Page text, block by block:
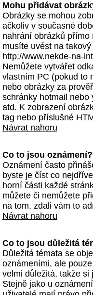
Mohu přidávat
Obrázky se mohou
ačkoliv v současné
nahrání obrázků přímo
musíte uvést na
http://www.nekde-na-
Nemůžete vytvářet
vlastním PC (pokud to
nebo obrázky za
schránky hotmail nebo
atd. K zobrazení
tag nebo příslušné
Návrat nahoru
Co to jsou oznámení?
Oznámení často
byste je číst co
horní části každé
můžete či nemůžete
na tom, zdali vám to
Návrat nahoru
Co to jsou důležitá
Důležitá témata se
oznámeními, ale
velmi důležitá, takže si
Stejně jako u